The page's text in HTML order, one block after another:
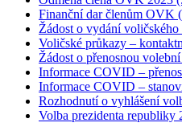
Finanční dar členům OVK
Žádost o vydání
Voličské průkazy –
Žádost o přenosnou
Informace COVID –
Informace COVID –
Rozhodnutí o vyhlášení
Volba prezidenta